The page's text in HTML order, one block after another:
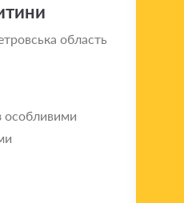
область
особливими